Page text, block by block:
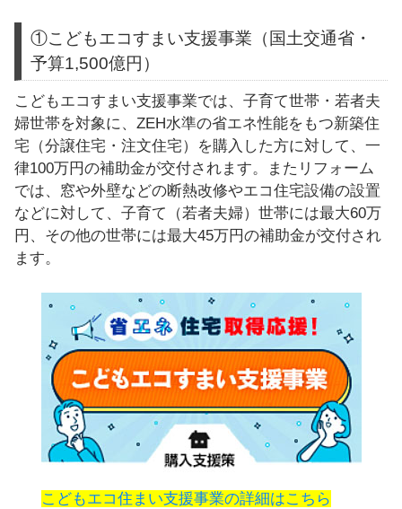
①こどもエコすまい支援事業（国土交通省・
予算1,500億円）
こどもエコすまい支援事業では、子育て世帯・若者夫
婦世帯を対象に、ZEH水準の省エネ性能をもつ新築住
宅（分譲住宅・注文住宅）を購入した方に対して、一
律100万円の補助金が交付されます。またリフォーム
では、窓や外壁などの断熱改修やエコ住宅設備の設置
などに対して、子育て（若者夫婦）世帯には最大60万
円、その他の世帯には最大45万円の補助金が交付され
ます。
こどもエコ住まい支援事業の詳細はこちら